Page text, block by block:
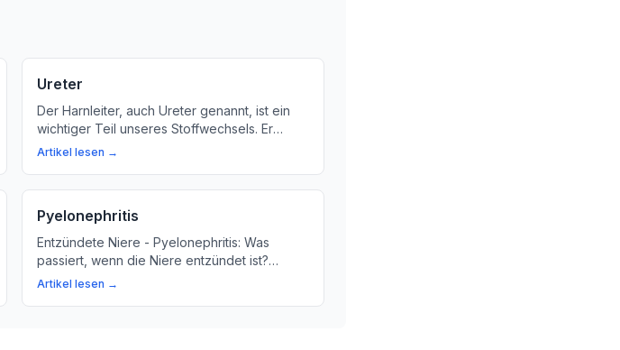
Ureter
Der Harnleiter, auch Ureter genannt, ist ein
wichtiger Teil unseres Stoffwechsels. Er
verbindet die Niere mit der Harnblase und
Artikel lesen →
Pyelonephritis
Entzündete Niere - Pyelonephritis: Was
passiert, wenn die Niere entzündet ist?
Welche Symptome treten auf und wie können
Artikel lesen →